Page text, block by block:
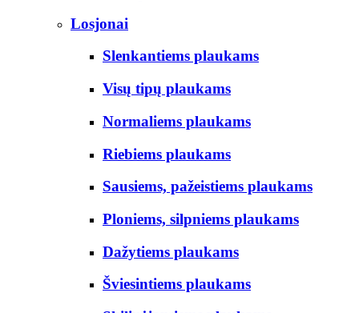
Losjonai
Slenkantiems plaukams
Visų tipų plaukams
Normaliems plaukams
Riebiems plaukams
Sausiems, pažeistiems plaukams
Ploniems, silpniems plaukams
Dažytiems plaukams
Šviesintiems plaukams